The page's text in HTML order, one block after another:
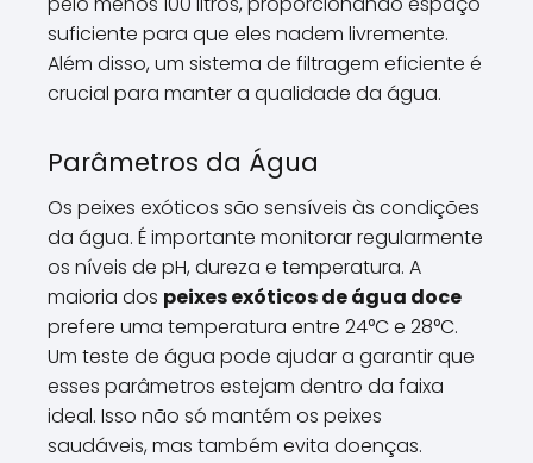
suficiente para que eles nadem livremente.
Além disso, um sistema de filtragem eficiente é
crucial para manter a qualidade da água.
Parâmetros da Água
Os peixes exóticos são sensíveis às condições
da água. É importante monitorar regularmente
os níveis de pH, dureza e temperatura. A
maioria dos peixes exóticos de água doce
prefere uma temperatura entre 24°C e 28°C.
Um teste de água pode ajudar a garantir que
esses parâmetros estejam dentro da faixa
ideal. Isso não só mantém os peixes
saudáveis, mas também evita doenças.